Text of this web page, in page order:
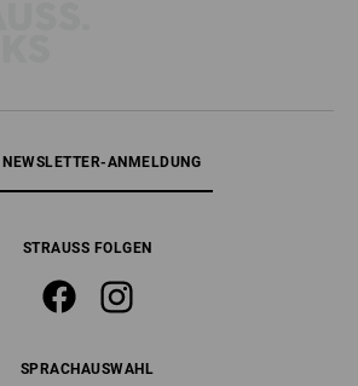
NEWSLETTER-ANMELDUNG
STRAUSS FOLGEN
SPRACHAUSWAHL